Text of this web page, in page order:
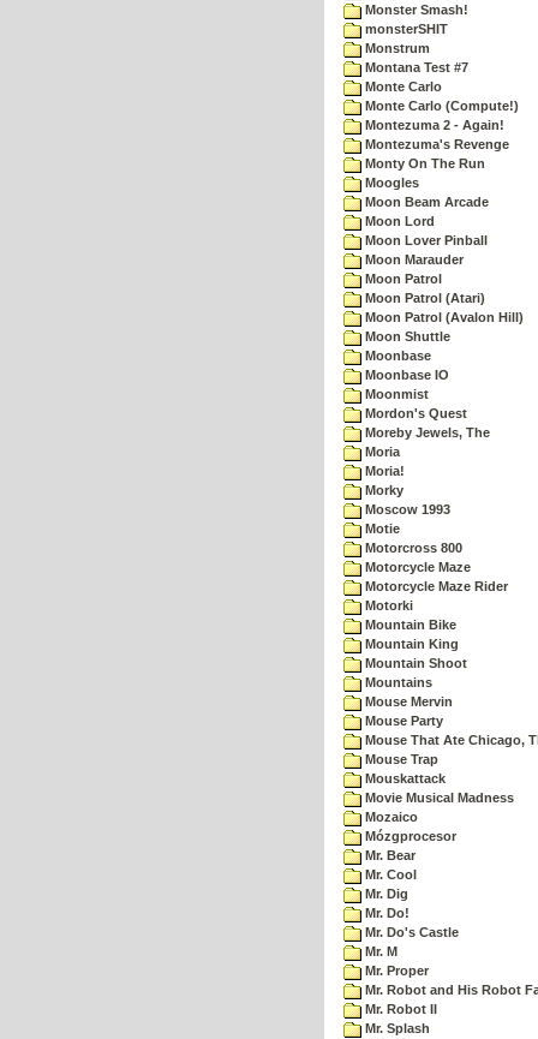
Monster Smash!
monsterSHIT
Monstrum
Montana Test #7
Monte Carlo
Monte Carlo (Compute!)
Montezuma 2 - Again!
Montezuma's Revenge
Monty On The Run
Moogles
Moon Beam Arcade
Moon Lord
Moon Lover Pinball
Moon Marauder
Moon Patrol
Moon Patrol (Atari)
Moon Patrol (Avalon Hill)
Moon Shuttle
Moonbase
Moonbase IO
Moonmist
Mordon's Quest
Moreby Jewels, The
Moria
Moria!
Morky
Moscow 1993
Motie
Motorcross 800
Motorcycle Maze
Motorcycle Maze Rider
Motorki
Mountain Bike
Mountain King
Mountain Shoot
Mountains
Mouse Mervin
Mouse Party
Mouse That Ate Chicago,
Mouse Trap
Mouskattack
Movie Musical Madness
Mozaico
Mózgprocesor
Mr. Bear
Mr. Cool
Mr. Dig
Mr. Do!
Mr. Do's Castle
Mr. M
Mr. Proper
Mr. Robot and His Robot
Mr. Robot II
Mr. Splash